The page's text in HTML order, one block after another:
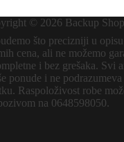
© 2026 Backup Shop
što precizniji u
cena, ali ne možemo
i bez grešaka. Svi
ponude i ne
Raspoloživost robe
na 0648598050.